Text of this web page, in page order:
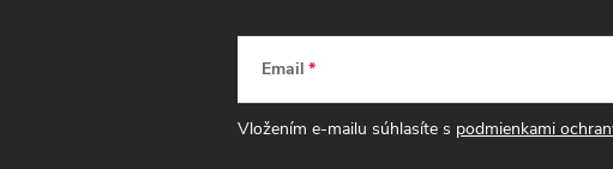
Email
Vložením e-mailu súhlasíte s podmienkami